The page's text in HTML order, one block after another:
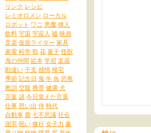
リンク レシピ
レミオロメン ローカル
ロボット ワニ 悪魔偉人
飲料宇宙宇宙人 嘘映画
音楽仮面ライダー 家具
家電科学歌 花菓子怪獣
海の仲間 絵本学習 楽器
勘違い干支 感情 帰宅
季節記念日 鬼牛魚 恐竜
教訓 空腹 携帯健康犬
言葉諺今日覚えた言葉
仕事 思い出 侍時代
自動車 鹿七不思議 社会
謝罪呪い修行女子力 象